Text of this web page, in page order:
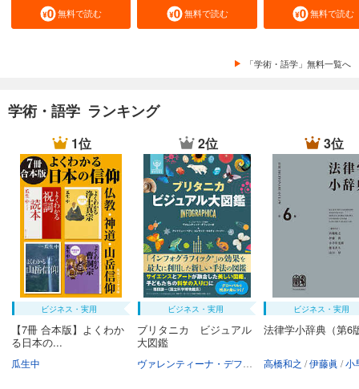
無料で読む 無料で読む 無料で読む
「学術・語学」無料一覧へ
学術・語学 ランキング
1位
ビジネス・実用
【7冊 合本版】よくわか
る日本の...
瓜生中
2位
ビジネス・実用
ブリタニカ ビジュアル
大図鑑
アンドリュー・
3位
ビジネス・実用
法律学小辞典（第6
高橋和之 伊藤眞 小早川